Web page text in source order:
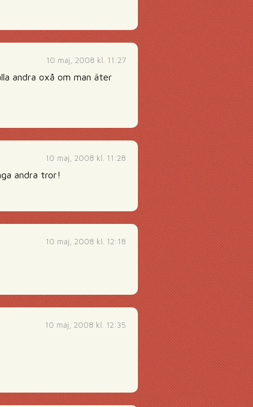
10 maj, 2008 kl. 11:27
andra oxå om man äter
10 maj, 2008 kl. 11:28
andra tror!
10 maj, 2008 kl. 12:18
10 maj, 2008 kl. 12:35